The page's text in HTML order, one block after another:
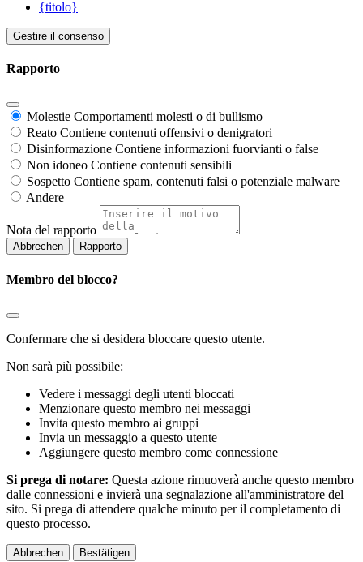
{titolo}
Gestire il consenso
Rapporto
Molestie Comportamenti molesti o di bullismo
Reato Contiene contenuti offensivi o denigratori
Disinformazione Contiene informazioni fuorvianti o false
Non idoneo Contiene contenuti sensibili
Sospetto Contiene spam, contenuti falsi o potenziale malware
Andere
Nota del rapporto
Rapporto
Membro del blocco?
Confermare che si desidera bloccare questo utente.
Non sarà più possibile:
Vedere i messaggi degli utenti bloccati
Menzionare questo membro nei messaggi
Invita questo membro ai gruppi
Invia un messaggio a questo utente
Aggiungere questo membro come connessione
Si prega di notare: Questa azione rimuoverà anche questo membro
dalle connessioni e invierà una segnalazione all'amministratore del
sito. Si prega di attendere qualche minuto per il completamento di
questo processo.
Bestätigen